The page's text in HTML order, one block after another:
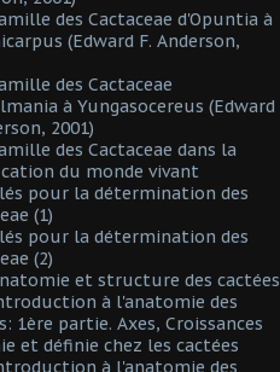
des Cactaceae d'Opuntia à
(Edward F. Anderson,
des Cactaceae
à Yungasocereus (Edward
2001)
des Cactaceae dans la
du monde vivant
pour la détermination des
(1)
pour la détermination des
(2)
et structure des cactées
à l'anatomie des
1ère partie. Axes, Croissances
et définie chez les cactées
à l'anatomie des